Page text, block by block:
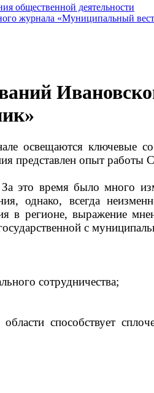
общественной деятельности
журнала «Муниципальный
освещаются ключевые
представлен опыт
это время было много
однако, всегда
в регионе, выражение
с
сотрудничества;
способствует